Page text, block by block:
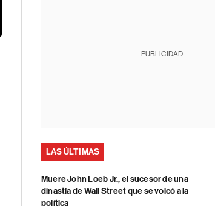
PUBLICIDAD
LAS ÚLTIMAS
Muere John Loeb Jr., el sucesor de una
dinastía de Wall Street que se volcó a la
política